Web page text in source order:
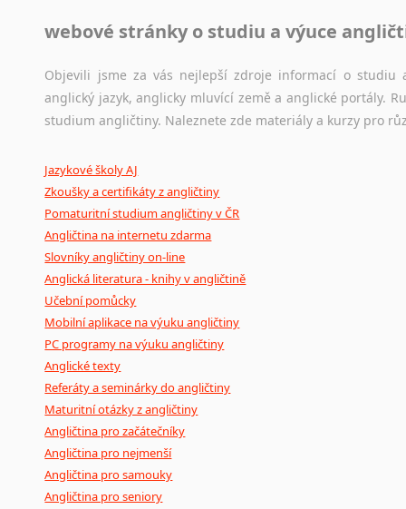
Jazykový korpus je elektronický soubor autentických
původního zdroje textu.
Ostatní pomůcky pro překladatele
poradny a pravidla
webové stránky o studiu a výuce
Objevili jsme za vás nejlepší zdroje informací o studiu
anglický jazyk, anglicky mluvící země a anglické portály.
studium angličtiny. Naleznete zde materiály a kurzy pro
Jazykové školy AJ
Zkoušky a certifikáty z angličtiny
Pomaturitní studium angličtiny v ČR
Angličtina na internetu zdarma
Slovníky angličtiny on-line
Anglická literatura - knihy v angličtině
Učební pomůcky
Mobilní aplikace na výuku angličtiny
PC programy na výuku angličtiny
Anglické texty
Referáty a seminárky do angličtiny
Maturitní otázky z angličtiny
Angličtina pro začátečníky
Angličtina pro nejmenší
Angličtina pro samouky
Angličtina pro seniory